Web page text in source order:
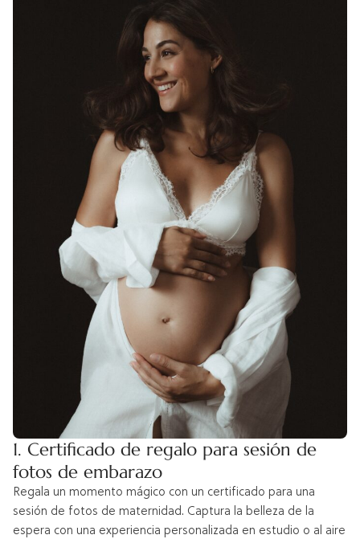
1. Certificado de regalo para sesión de
fotos de embarazo
Regala un momento mágico con un certificado para una
sesión de fotos de maternidad. Captura la belleza de la
espera con una experiencia personalizada en estudio o al aire